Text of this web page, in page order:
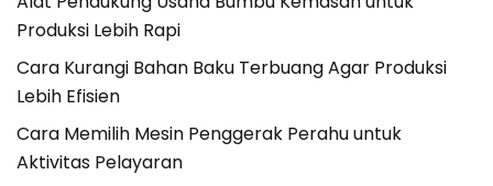
Produksi Lebih Rapi
Cara Kurangi Bahan Baku Terbuang Agar Produksi
Lebih Efisien
Cara Memilih Mesin Penggerak Perahu untuk
Aktivitas Pelayaran